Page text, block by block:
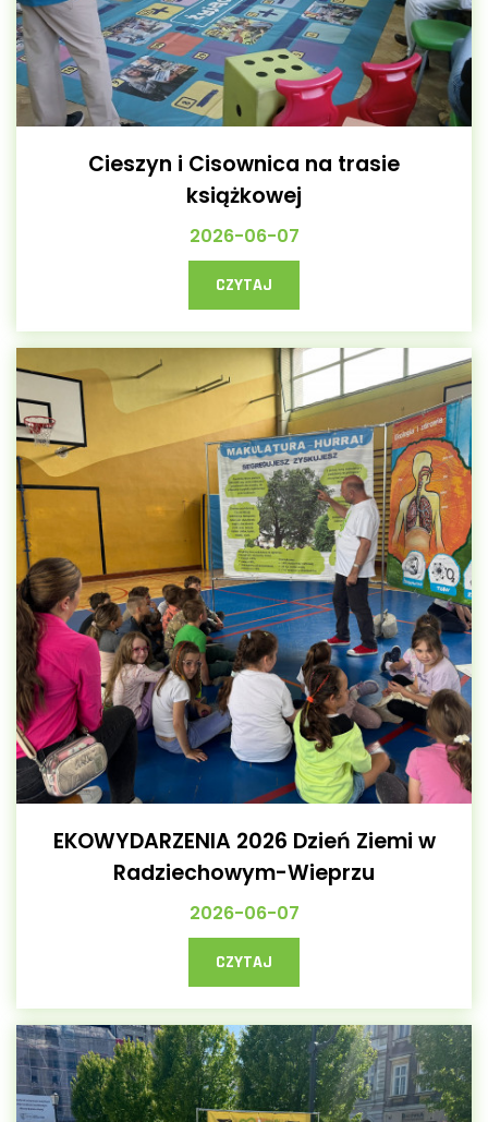
Cieszyn i Cisownica na trasie
książkowej
2026-06-07
CZYTAJ
EKOWYDARZENIA 2026 Dzień Ziemi w
Radziechowym-Wieprzu
2026-06-07
CZYTAJ